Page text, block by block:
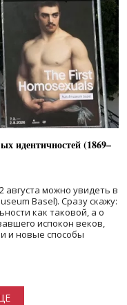
идентичностей (1869–
августа можно увидеть в
Basel). Сразу скажу:
как таковой, а о
испокон веков,
и новые способы